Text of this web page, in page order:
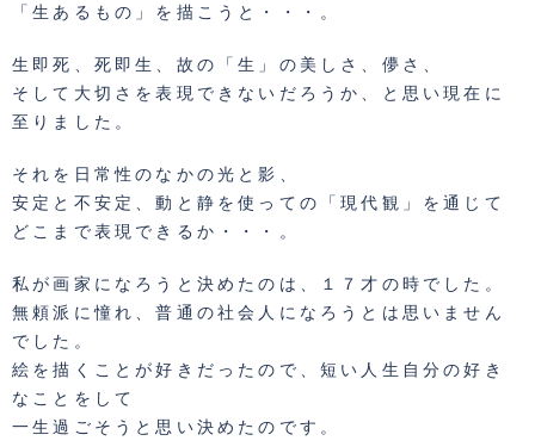
「生あるもの」を描こうと・・・。
生即死、死即生、故の「生」の美しさ、儚さ、
そして大切さを表現できないだろうか、と思い現在に
至りました。
それを日常性のなかの光と影、
安定と不安定、動と静を使っての「現代観」を通じて
どこまで表現できるか・・・。
私が画家になろうと決めたのは、１７才の時でした。
無頼派に憧れ、普通の社会人になろうとは思いません
でした。
絵を描くことが好きだったので、短い人生自分の好き
なことをして
一生過ごそうと思い決めたのです。